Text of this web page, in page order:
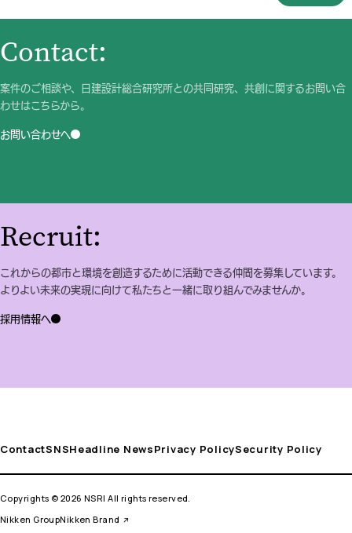
Contact:
案件のご相談や、日建設計総合研究所との共同研究、共創に関するお問い合
わせはこちらから。
お問い合わせへ
Recruit:
これからの都市と環境を創造するために活動できる仲間を募集しています。
よりよい未来の実現に向けて私たちと一緒に取り組んでみませんか。
採用情報へ
ContactSNSHeadline NewsPrivacy PolicySecurity Policy
Copyrights © 2026 NSRI All rights reserved.
Nikken GroupNikken Brand